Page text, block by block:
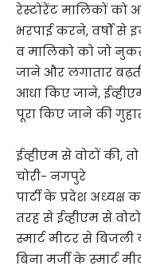
रेस्टोरेंट मालिकों को
भरपाई करने, वर्षों से
व मालिको को जो
जाने और लगातार
आधा किए जाने,
पूरा किए जाने की
ईव्हीएम से वोटों की,
चोरी- नगपुरे
पार्टी के प्रदेश
तरह से ईव्हीएम से
स्मार्ट मीटर से बिजली
बिना मर्जी के स्मार्ट